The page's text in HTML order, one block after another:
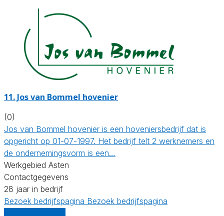
11. Jos van Bommel hovenier
(0)
Jos van Bommel hovenier is een hoveniersbedrijf dat is
opgericht op 01-07-1997. Het bedrijf telt 2 werknemers en
de ondernemingsvorm is een…
Werkgebied Asten
Contactgegevens
28 jaar in bedrijf
Bezoek bedrijfspagina Bezoek bedrijfspagina